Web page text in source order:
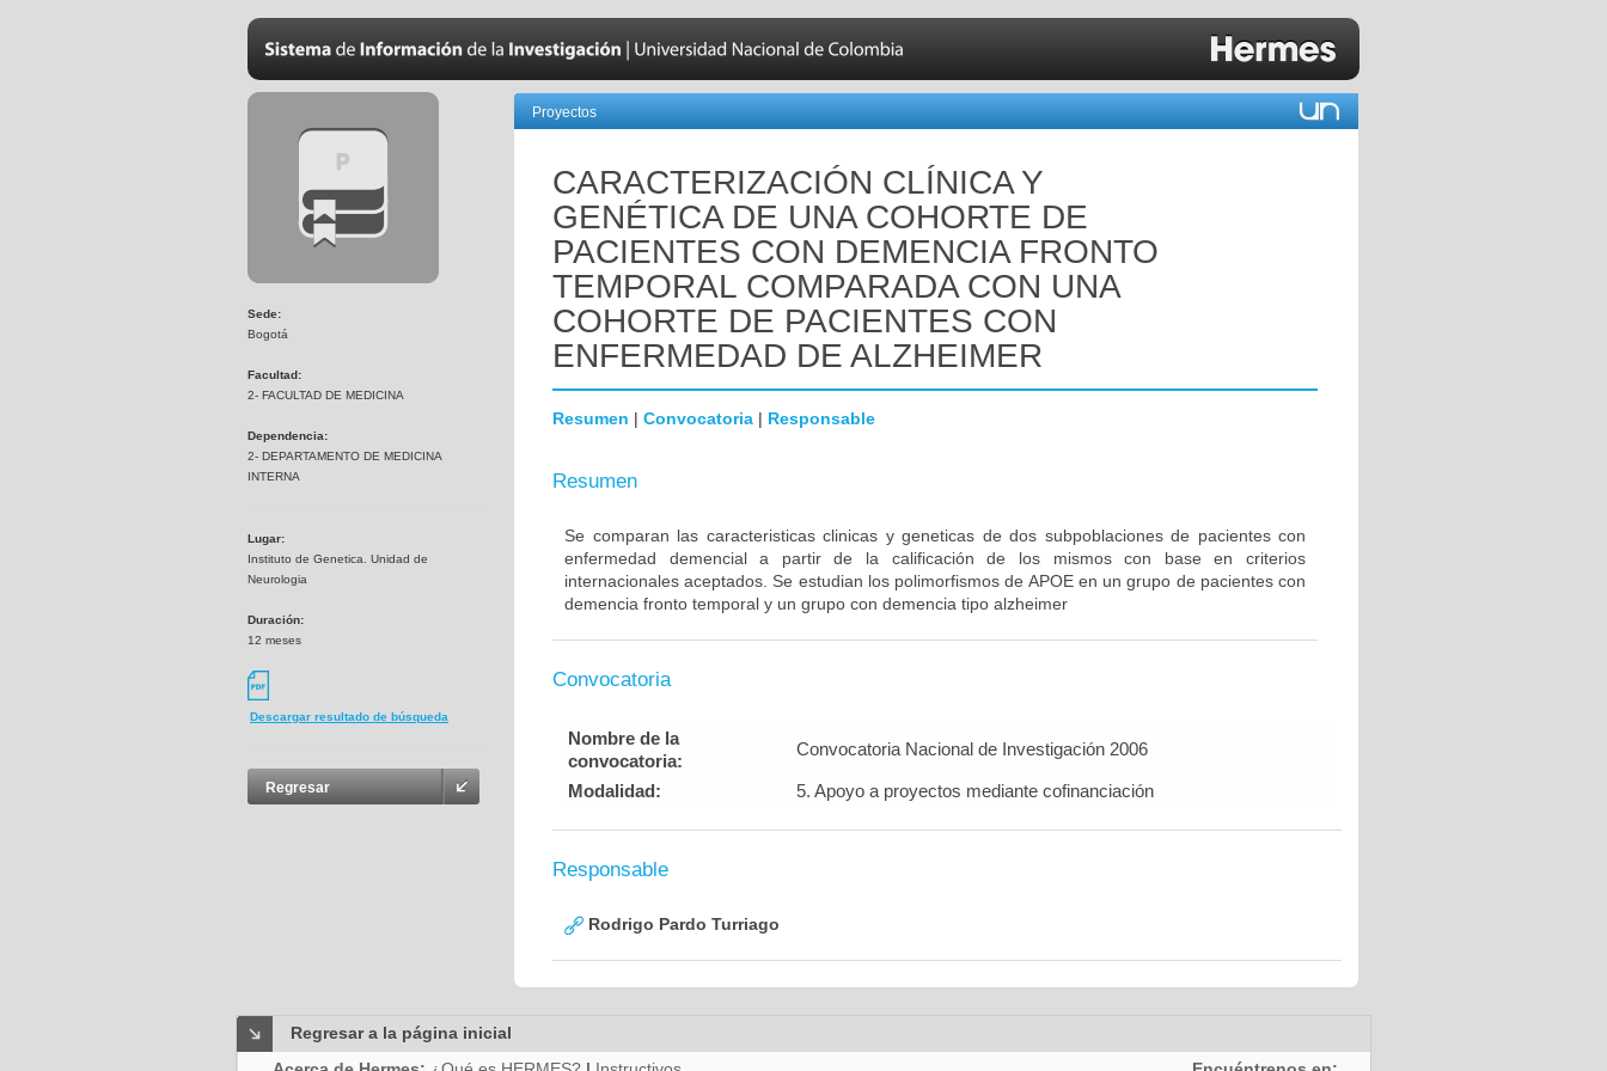
Sede:
Bogotá
Facultad:
2- FACULTAD DE MEDICINA
Dependencia:
2- DEPARTAMENTO DE MEDICINA
INTERNA
Lugar:
Instituto de Genetica. Unidad de
Neurologia
Duración:
12 meses
Descargar resultado de búsqueda
Regresar
Proyectos
CARACTERIZACIÓN CLÍNICA Y
GENÉTICA DE UNA COHORTE DE
PACIENTES CON DEMENCIA FRONTO
TEMPORAL COMPARADA CON UNA
COHORTE DE PACIENTES CON
ENFERMEDAD DE ALZHEIMER
Resumen | Convocatoria | Responsable
Resumen
Se comparan las caracteristicas clinicas y geneticas de dos subpoblaciones de pacientes con
enfermedad demencial a partir de la calificación de los mismos con base en criterios
internacionales aceptados. Se estudian los polimorfismos de APOE en un grupo de pacientes con
demencia fronto temporal y un grupo con demencia tipo alzheimer
Convocatoria
Nombre de la
convocatoria:
Convocatoria Nacional de Investigación 2006
Modalidad: 5. Apoyo a proyectos mediante cofinanciación
Responsable
Rodrigo Pardo Turriago
Regresar a la página inicial